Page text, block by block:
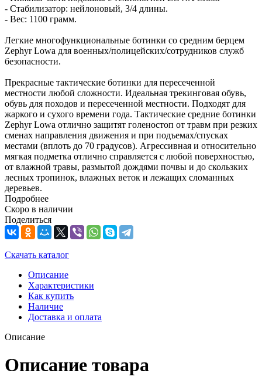
- Стабилизатор: нейлоновый, 3/4 длины.
- Вес: 1100 грамм.
Легкие многофункциональные ботинки со средним берцем
Zephyr Lowa для военных/полицейских/сотрудников служб
безопасности.
Прекрасные тактические ботинки для пересеченной
местности любой сложности. Идеальная трекинговая обувь,
обувь для походов и пересеченной местности. Подходят для
жаркого и сухого времени года. Тактические средние ботинки
Zephyr Lowa отлично защитят голеностоп от травм при резких
сменах направления движения и при подъемах/спусках
местами (вплоть до 70 градусов). Агрессивная и относительно
мягкая подметка отлично справляется с любой поверхностью,
от влажной травы, размытой дождями почвы и до скользких
лесных тропинок, влажных веток и лежащих сломанных
деревьев.
Подробнее
Скоро в наличии
Поделиться
Скачать каталог
Описание
Характеристики
Как купить
Наличие
Доставка и оплата
Описание
Описание товара